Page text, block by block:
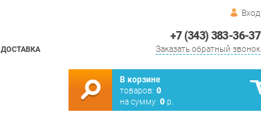
Вход
+7 (343) 383-36-37
Заказать обратный звонок
В корзине
товаров: 0
на сумму: 0 р.